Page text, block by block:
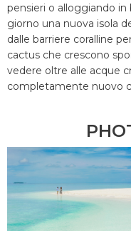
pensieri o alloggiando
giorno una nuova isola
dalle barriere coralline
cactus che crescono
vedere oltre alle acque
completamente nuovo